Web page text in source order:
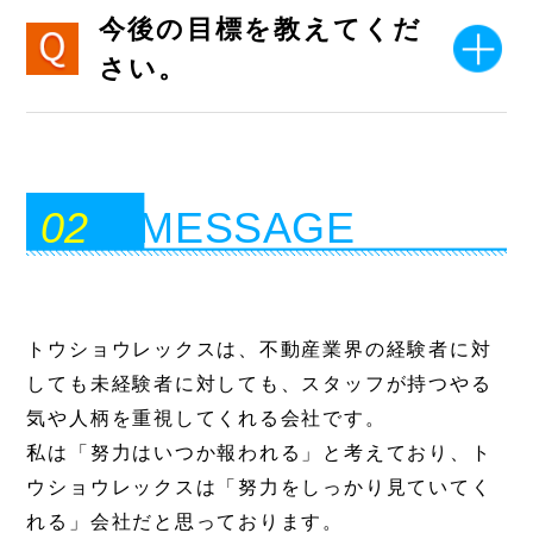
今後の目標を教えてくだ
さい。
02 MESSAGE
トウショウレックスは、不動産業界の経験者に対
しても未経験者に対しても、スタッフが持つやる
気や人柄を重視してくれる会社です。
私は「努力はいつか報われる」と考えており、ト
ウショウレックスは「努力をしっかり見ていてく
れる」会社だと思っております。